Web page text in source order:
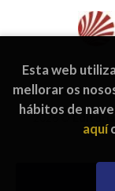
2026 ©
Esta web
mellorar os
hábitos de
aquí